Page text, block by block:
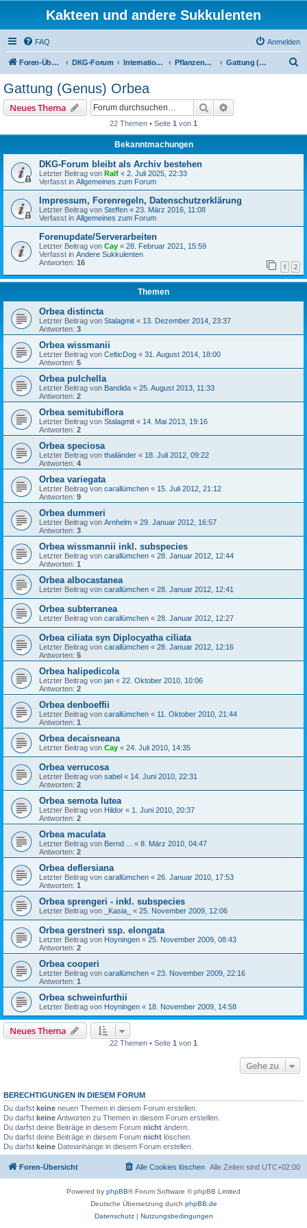
Kakteen und andere Sukkulenten
FAQ Anmelden
Foren-Übersicht DKG-Forum International Stapeliad Group Forum Pflanzenportraits Gattung (Genus) Orbea
Gattung (Genus) Orbea
Neues Thema Suche
22 Themen • Seite 1 von 1
Bekanntmachungen
DKG-Forum bleibt als Archiv bestehen
Letzter Beitrag von Ralf « 2. Juli 2025, 22:33
Verfasst in Allgemeines zum Forum
Impressum, Forenregeln, Datenschutzerklärung
Letzter Beitrag von Steffen « 23. März 2016, 11:08
Verfasst in Allgemeines zum Forum
Forenupdate/Serverarbeiten
Letzter Beitrag von Cay « 28. Februar 2021, 15:59
Verfasst in Andere Sukkulenten
Antworten: 16 1 2
Themen
Orbea distincta
Letzter Beitrag von Stalagmit « 13. Dezember 2014, 23:37
Antworten: 3
Orbea wissmanii
Letzter Beitrag von CelticDog « 31. August 2014, 18:00
Antworten: 5
Orbea pulchella
Letzter Beitrag von Bandida « 25. August 2013, 11:33
Antworten: 2
Orbea semitubiflora
Letzter Beitrag von Stalagmit « 14. Mai 2013, 19:16
Antworten: 2
Orbea speciosa
Letzter Beitrag von thailänder « 18. Juli 2012, 09:22
Antworten: 4
Orbea variegata
Letzter Beitrag von carallümchen « 15. Juli 2012, 21:12
Antworten: 9
Orbea dummeri
Letzter Beitrag von Arnhelm « 29. Januar 2012, 16:57
Antworten: 3
Orbea wissmannii inkl. subspecies
Letzter Beitrag von carallümchen « 28. Januar 2012, 12:44
Antworten: 1
Orbea albocastanea
Letzter Beitrag von carallümchen « 28. Januar 2012, 12:41
Orbea subterranea
Letzter Beitrag von carallümchen « 28. Januar 2012, 12:27
Orbea ciliata syn Diplocyatha ciliata
Letzter Beitrag von carallümchen « 28. Januar 2012, 12:16
Antworten: 5
Orbea halipedicola
Letzter Beitrag von jan « 22. Oktober 2010, 10:06
Antworten: 2
Orbea denboeffii
Letzter Beitrag von carallümchen « 11. Oktober 2010, 21:44
Antworten: 1
Orbea decaisneana
Letzter Beitrag von Cay « 24. Juli 2010, 14:35
Orbea verrucosa
Letzter Beitrag von sabel « 14. Juni 2010, 22:31
Antworten: 2
Orbea semota lutea
Letzter Beitrag von Hildor « 1. Juni 2010, 20:37
Antworten: 2
Orbea maculata
Letzter Beitrag von Bernd ... « 8. März 2010, 04:47
Antworten: 2
Orbea deflersiana
Letzter Beitrag von carallümchen « 26. Januar 2010, 17:53
Antworten: 1
Orbea sprengeri - inkl. subspecies
Letzter Beitrag von _Kasia_ « 25. November 2009, 12:06
Orbea gerstneri ssp. elongata
Letzter Beitrag von Hoyningen « 25. November 2009, 08:43
Antworten: 2
Orbea cooperi
Letzter Beitrag von carallümchen « 23. November 2009, 22:16
Antworten: 1
Orbea schweinfurthii
Letzter Beitrag von Hoyningen « 18. November 2009, 14:58
Neues Thema
22 Themen • Seite 1 von 1
Gehe zu
BERECHTIGUNGEN IN DIESEM FORUM
Du darfst keine neuen Themen in diesem Forum erstellen.
Du darfst keineAntworten zu Themen in diesem Forum erstellen.
Du darfst deine Beiträge in diesem Forum nicht ändern.
Du darfst deine Beiträge in diesem Forum nicht löschen.
Du darfst keine Dateianhänge in diesem Forum erstellen.
Foren-Übersicht Alle Zeiten sind UTC+02:00
Alle Cookies löschen
Powered by phpBB® Forum Software © phpBB Limited
Deutsche Übersetzung durch phpBB.de
Datenschutz| Nutzungsbedingungen